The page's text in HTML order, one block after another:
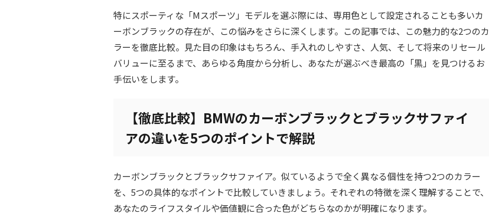
特にスポーティな「Mスポーツ」モデルを選ぶ際には、専用色として設定されることも多いカ
ーボンブラックの存在が、この悩みをさらに深くします。この記事では、この魅力的な2つのカ
ラーを徹底比較。見た目の印象はもちろん、手入れのしやすさ、人気、そして将来のリセール
バリューに至るまで、あらゆる角度から分析し、あなたが選ぶべき最高の「黒」を見つけるお
手伝いをします。
【徹底比較】BMWのカーボンブラックとブラックサファイ
アの違いを5つのポイントで解説
カーボンブラックとブラックサファイア。似ているようで全く異なる個性を持つ2つのカラー
を、5つの具体的なポイントで比較していきましょう。それぞれの特徴を深く理解することで、
あなたのライフスタイルや価値観に合った色がどちらなのかが明確になります。